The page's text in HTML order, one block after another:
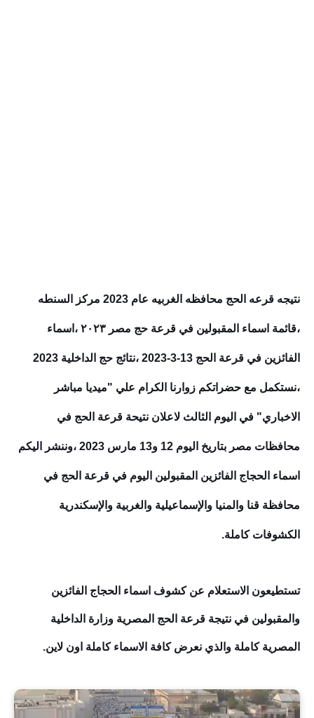
نتيجه قرعه الحج محافظه الغربيه عام 2023 مركز السنطه
،قائمة اسماء المقبولين في قرعة حج مصر ٢٠٢٣ ،اسماء
الفائزين في قرعة الحج 13-3-2023 ،نتائج حج الداخلية 2023
،نستكمل مع حضراتكم زوارنا الكرام علي "ميديا مباشر
الاخباري" في اليوم الثالث لاعلان نتيحة قرعة الحج في
محافظات مصر بتاريخ اليوم 12 و13 مارس 2023 ،وننشر اليكم
اسماء الحجاج الفائزين المقبولين اليوم في قرعة الحج في
محافظة قنا والمنيا والإسماعيلية والغربية والإسكندرية
الكشوفات كاملة.
تستطيعون الاستعلام عن كشوف اسماء الحجاج الفائزين
والمقبولين في نتيجة قرعة الحج المصرية وزارة الداخلية
المصرية كاملة والذي نعرض كافة الاسماء كاملة اون لاين.